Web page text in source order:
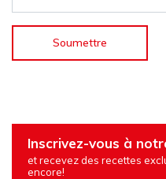
Inscrivez-vous à
et recevez des recettes
encore!